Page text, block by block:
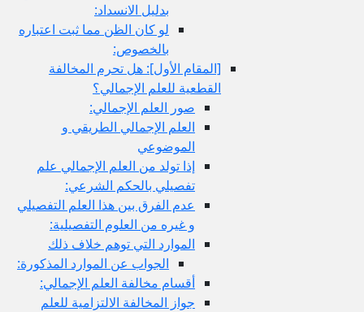
لو كان الظن مما ثبت اعتباره
[المقام الأول‏]: هل تحرم المخالفة
القطعية للعلم الإجمالي؟
صور العلم الإجمالي:
العلم الإجمالي الطريقي و
إذا تولد من العلم الإجمالي علم
تفصيلي بالحكم الشرعي:
عدم الفرق بين هذا العلم التفصيلي
و غيره من العلوم التفصيلية:
الموارد التي توهم خلاف ذلك
الجواب عن الموارد المذكورة:
أقسام مخالفة العلم الإجمالي:
جواز المخالفة الالتزامية للعلم